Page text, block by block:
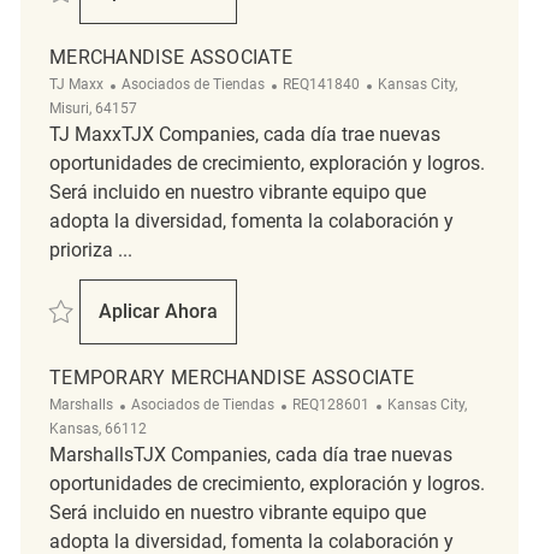
MERCHANDISE ASSOCIATE
TJ Maxx Categoría
Asociados de Tiendas ReqId
REQ141840 Ubicación
Kansas City,
Misuri, 64157
TJ MaxxTJX Companies, cada día trae nuevas
oportunidades de crecimiento, exploración y logros.
Será incluido en nuestro vibrante equipo que
adopta la diversidad, fomenta la colaboración y
prioriza ...
Salvar merchandise associate REQ141840
Aplicar Ahora
Merchandise Associate
TEMPORARY MERCHANDISE ASSOCIATE
Marshalls Categoría
Asociados de Tiendas ReqId
REQ128601 Ubicación
Kansas City,
Kansas, 66112
MarshallsTJX Companies, cada día trae nuevas
oportunidades de crecimiento, exploración y logros.
Será incluido en nuestro vibrante equipo que
adopta la diversidad, fomenta la colaboración y